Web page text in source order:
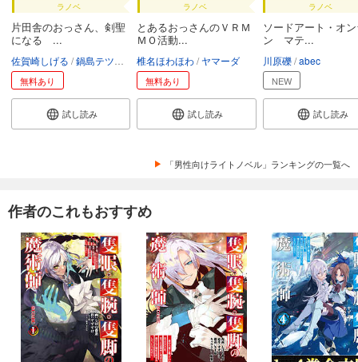
ラノベ
片田舎のおっさん、剣聖
になる ...
佐賀崎しげる 鍋島テツヒロ
無料あり
試し読み
ラノベ
とあるおっさんのＶＲＭ
ＭＯ活動...
椎名ほわほわ ヤマーダ
無料あり
試し読み
ラノベ
ソードアート・オ
ン マテ...
川原礫 abec
NEW
試し読み
「男性向けライトノベル」ランキングの一覧へ
作者のこれもおすすめ